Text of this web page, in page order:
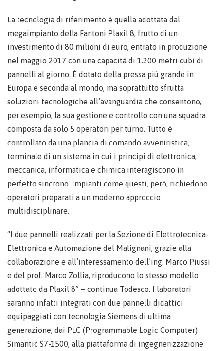
La tecnologia di riferimento è quella adottata dal
megaimpianto della Fantoni Plaxil 8, frutto di un
investimento di 80 milioni di euro, entrato in produzione
nel maggio 2017 con una capacità di 1.200 metri cubi di
pannelli al giorno. È dotato della pressa più grande in
Europa e seconda al mondo, ma soprattutto sfrutta
soluzioni tecnologiche all’avanguardia che consentono,
per esempio, la sua gestione e controllo con una squadra
composta da solo 5 operatori per turno. Tutto è
controllato da una plancia di comando avveniristica,
terminale di un sistema in cui i principi di elettronica,
meccanica, informatica e chimica interagiscono in
perfetto sincrono. Impianti come questi, però, richiedono
operatori preparati a un moderno approccio
multidisciplinare.
“I due pannelli realizzati per la Sezione di Elettrotecnica-
Elettronica e Automazione del Malignani, grazie alla
collaborazione e all’interessamento dell’ing. Marco Piussi
e del prof. Marco Zollia, riproducono lo stesso modello
adottato da Plaxil 8” – continua Todesco. I laboratori
saranno infatti integrati con due pannelli didattici
equipaggiati con tecnologia Siemens di ultima
generazione, dai PLC (Programmable Logic Computer)
Simantic S7-1500, alla piattaforma di ingegnerizzazione